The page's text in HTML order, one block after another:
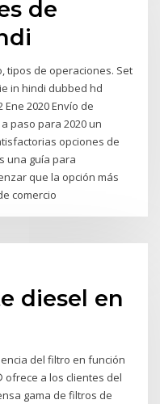
de
tipos de operaciones. Set
in hindi dubbed hd
2020 Envío de
paso para 2020 un
opciones de
una guía para
que la opción más
comercio
diesel en
del filtro en función
ofrece a los clientes del
gama de filtros de